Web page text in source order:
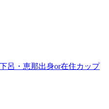
呂・恵那出身or在住カップ